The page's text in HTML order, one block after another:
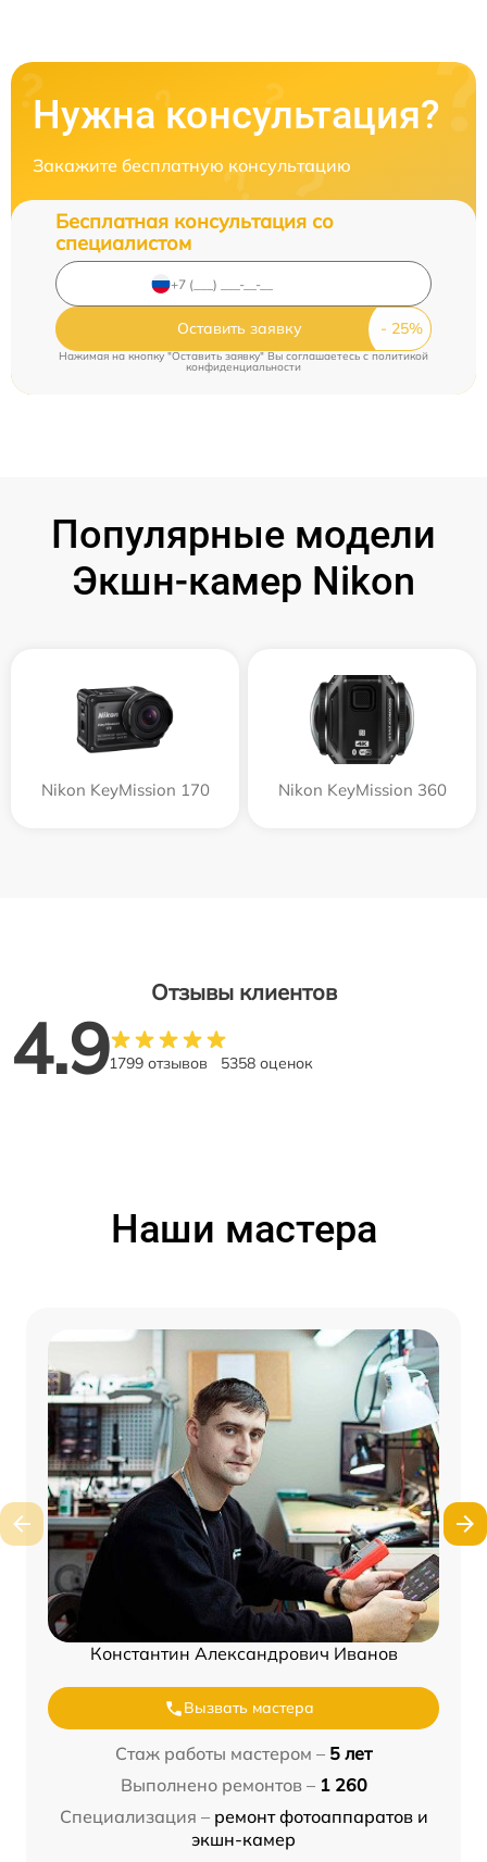
Нужна консультация?
Закажите бесплатную консультацию
Бесплатная консультация со
специалистом
Оставить заявку
Нажимая на кнопку "Оставить заявку" Вы соглашаетесь cполитикой
конфиденциальности
Популярные модели
Экшн-камер Nikon
Nikon KeyMission 170 Nikon KeyMission 360
Отзывы клиентов
4.91799 отзывов 5358 оценок
Наши мастера
Константин Александрович Иванов
Вызвать мастера
Стаж работы мастером – 5 лет
Выполнено ремонтов – 1 260
Специализация – ремонт фотоаппаратов и
экшн-камер